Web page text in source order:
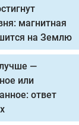
магнитная
на Землю
—
или
ответ